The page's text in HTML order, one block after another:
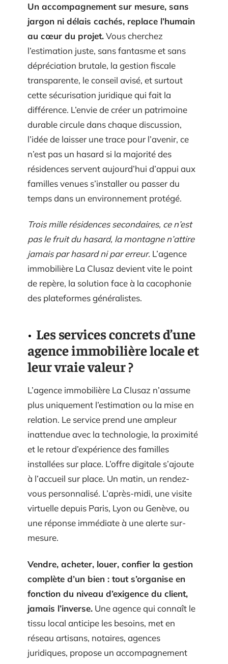
Un accompagnement sur mesure, sans
jargon ni délais cachés, replace l’humain
au cœur du projet.Vous cherchez
l’estimation juste, sans fantasme et sans
dépréciation brutale, la gestion fiscale
transparente, le conseil avisé, et surtout
cette sécurisation juridique qui fait la
différence. L’envie de créer un patrimoine
durable circule dans chaque discussion,
l’idée de laisser une trace pour l’avenir, ce
n’est pas un hasard si la majorité des
résidences servent aujourd’hui d’appui aux
familles venues s’installer ou passer du
temps dans un environnement protégé.
Trois mille résidences secondaires, ce n’est
pas le fruit du hasard, la montagne n’attire
jamais par hasard ni par erreur. L’agence
immobilière La Clusaz devient vite le point
de repère, la solution face à la cacophonie
des plateformes généralistes.
Les services concrets d’une
agence immobilière locale et
leur vraie valeur ?
L’agence immobilière La Clusaz n’assume
plus uniquement l’estimation ou la mise en
relation. Le service prend une ampleur
inattendue avec la technologie, la proximité
et le retour d’expérience des familles
installées sur place. L’offre digitale s’ajoute
à l’accueil sur place. Un matin, un rendez-
vous personnalisé. L’après-midi, une visite
virtuelle depuis Paris, Lyon ou Genève, ou
une réponse immédiate à une alerte sur-
mesure.
Vendre, acheter, louer, confier la gestion
complète d’un bien : tout s’organise en
fonction du niveau d’exigence du client,
jamais l’inverse. Une agence qui connaît le
tissu local anticipe les besoins, met en
réseau artisans, notaires, agences
juridiques, propose un accompagnement